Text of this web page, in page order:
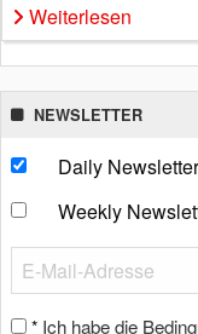
Weiterlesen
NEWSLETTER
Daily Newsletter
Weekly
* Ich habe die